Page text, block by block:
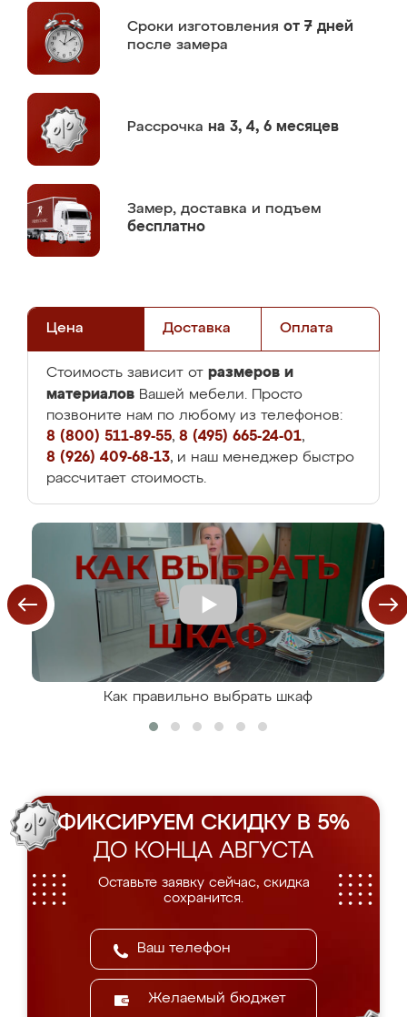
Сроки изготовления от 7 дней
после замера
Рассрочка на 3, 4, 6 месяцев
Замер, доставка и подъем
бесплатно
Цена Доставка Оплата
Стоимость зависит от размеров и
материалов Вашей мебели. Просто
позвоните нам по любому из телефонов:
8 (800) 511-89-55, 8 (495) 665-24-01,
8 (926) 409-68-13, и наш менеджер быстро
рассчитает стоимость.
Как правильно выбрать шкаф
ФИКСИРУЕМ СКИДКУ В 5%
ДО КОНЦА АВГУСТА
Оставьте заявку сейчас, скидка
сохранится.
Желаемый бюджет